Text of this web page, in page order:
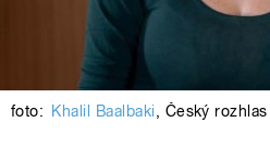
foto: Khalil Baalbaki, Český rozhlas